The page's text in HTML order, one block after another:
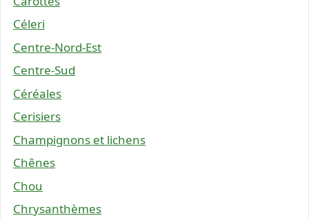
Céleri
Centre-Nord-Est
Centre-Sud
Céréales
Cerisiers
Champignons et lichens
Chênes
Chou
Chrysanthèmes